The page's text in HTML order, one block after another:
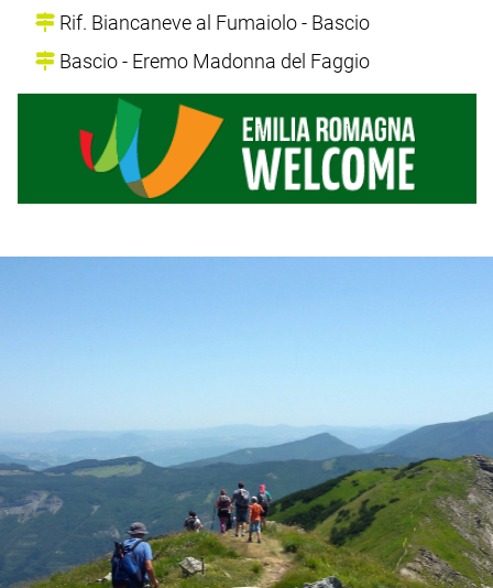
Rif. Biancaneve al Fumaiolo - Bascio
Bascio - Eremo Madonna del Faggio